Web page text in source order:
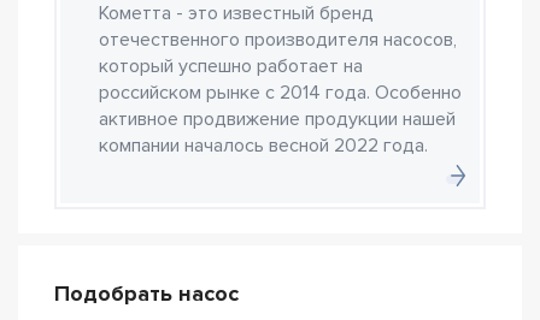
Кометта - это известный бренд
отечественного производителя насосов,
который успешно работает на
российском рынке с 2014 года. Особенно
активное продвижение продукции нашей
компании началось весной 2022 года.
Подобрать насос